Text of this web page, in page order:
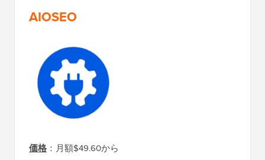
AIOSEO
価格 ：月額$49.60から